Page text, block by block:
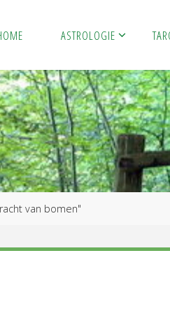
ASTROLOGIE
van bomen"